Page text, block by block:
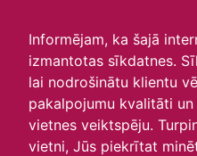
Informējam, ka šajā
izmantotas sīkdatnes.
lai nodrošinātu klientu
pakalpojumu kvalitāti
vietnes veiktspēju.
vietni, Jūs piekrītat
Skats :
Aktuālie
Šodien
Arhīvs